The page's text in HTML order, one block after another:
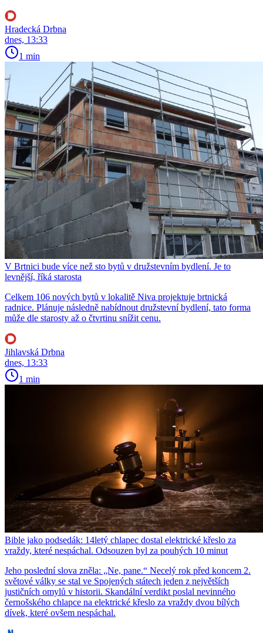
Hradecká Drbna
dnes, 13:33
1 min
V Brtnici bude více než sto bytů v družstevním bydlení. Je to
levnější, říká starosta
Celkem 106 nových bytů v lokalitě Niva projektuje brtnická
radnice. Plánuje následně nabídnout družstevní bydlení, tato forma
může dle starosty až o čtvrtinu snížit cenu.
Jihlavská Drbna
dnes, 13:33
1 min
Bible jako podsedák: 14letý chlapec dostal elektrické křeslo za
vraždy, které nespáchal. Odsouzen byl za pouhých 10 minut
Jeho poslední slova zněla: „Ne, pane.“ Necelý rok před koncem 2.
světové války se stal ve Spojených státech jeden z největších
justičních omylů v historii. Skandální verdikt poslal nevinného
černošského chlapce na elektrické křeslo za vraždy dvou bílých
dívek, které ovšem nespáchal.